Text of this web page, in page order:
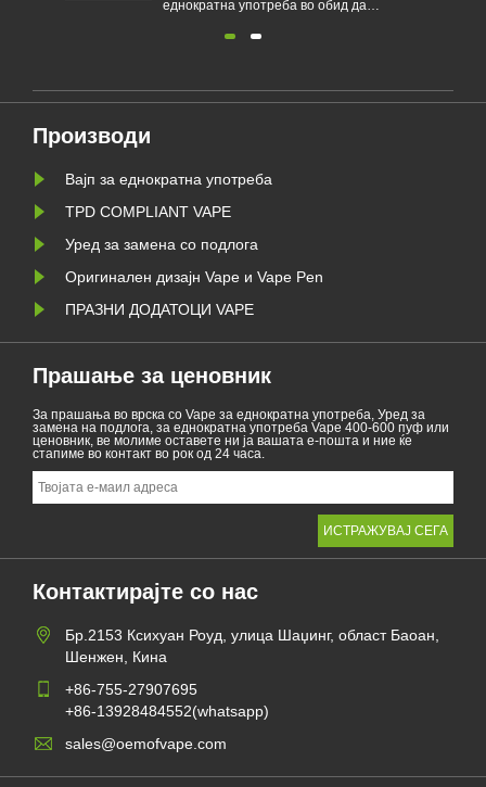
на потрошувачите да го намалат
Производи
Вајп за еднократна употреба
TPD COMPLIANT VAPE
Уред за замена со подлога
Оригинален дизајн Vape и Vape Pen
ПРАЗНИ ДОДАТОЦИ VAPE
Прашање за ценовник
За прашања во врска со Vape за еднократна употреба, Уред за
замена на подлога, за еднократна употреба Vape 400-600 пуф или
ценовник, ве молиме оставете ни ја вашата е-пошта и ние ќе
стапиме во контакт во рок од 24 часа.
Контактирајте со нас
Бр.2153 Ксихуан Роуд, улица Шаџинг, област Баоан,
Шенжен, Кина
+86-755-27907695
+86-13928484552(whatsapp)
sales@oemofvape.com